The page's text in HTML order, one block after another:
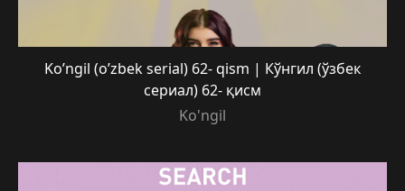
Ko’ngil (o’zbek serial) 62- qism | Кўнгил (ўзбек
сериал) 62- қисм
Ko'ngil